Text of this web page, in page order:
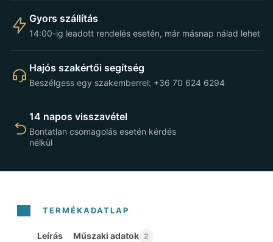
Gyors szállítás
14:00-ig leadott rendelés esetén, már másnap nálad lehet
Hajós szakértői segítség
Beszélgess egy szakemberrel: +36 70 624 6294
14 napos visszavétel
Bontatlan csomagolás esetén kérdés
nélkül
Leírás